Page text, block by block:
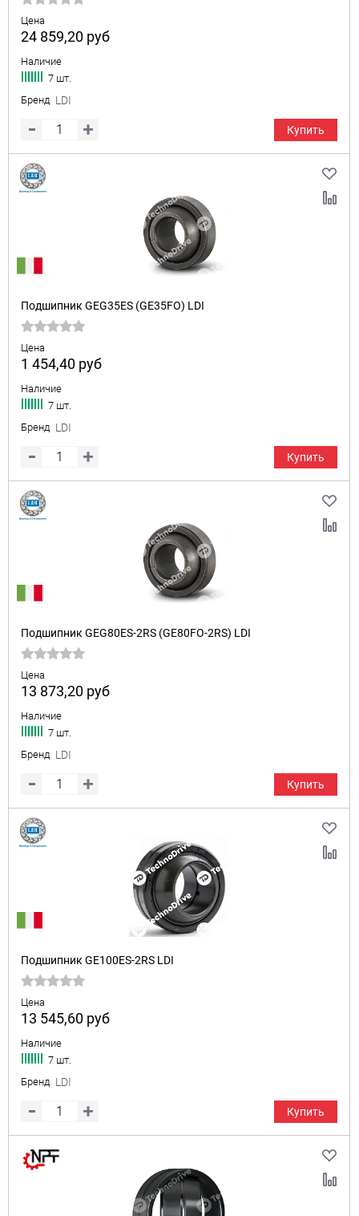
Цена
24 859,20 руб
Наличие
7 шт.
Бренд LDI
Купить
Подшипник GEG35ES (GE35FO) LDI
Цена
1 454,40 руб
Наличие
7 шт.
Бренд LDI
Купить
Подшипник GEG80ES-2RS (GE80FO-2RS) LDI
Цена
13 873,20 руб
Наличие
7 шт.
Бренд LDI
Купить
Подшипник GE100ES-2RS LDI
Цена
13 545,60 руб
Наличие
7 шт.
Бренд LDI
Купить